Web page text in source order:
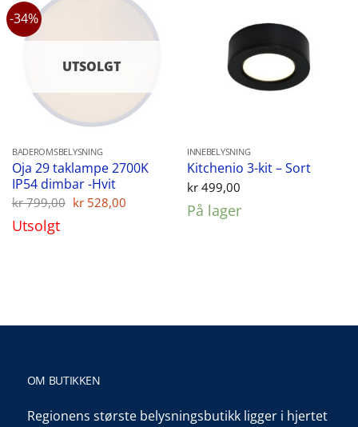
-34%
UTSOLGT
BADEROMSBELYSNING
Oja 29 taklampe 2700K
IP54 dimbar -Hvit
kr799,00 Opprinnelig
kr 528,00 Nåværende
Utsolgt
INNEBELYSNING
Kitchenio 3-kit – Sort
kr499,00
På lager
OM BUTIKKEN
Regionens største belysningsbutikk ligger i hjertet